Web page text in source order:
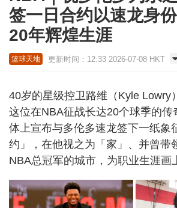
签一日合约以速龙身
20年辉煌生涯
篮球天地 更新时间：12:33 2026-07-08 HKT
40岁的星级控卫路维（Kyle Lowry
这位在NBA征战长达20个球季的传
体上宣布与多伦多速龙签下一纸象
约」，在他视之为「家」、并曾带
NBA总冠军的城市，为职业生涯画